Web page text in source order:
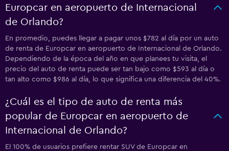
Europcar en aeropuerto de Internacional
de Orlando?
En promedio, puedes llegar a pagar unos $782 al día por un auto
de renta de Europcar en aeropuerto de Internacional de Orlando.
Dependiendo de la época del año en que planees tu visita, el
precio del auto de renta puede ser tan bajo como $593 al día o
tan alto como $986 al día, lo que significa una diferencia del 40%.
¿Cuál es el tipo de auto de renta más
popular de Europcar en aeropuerto de
Internacional de Orlando?
El 100% de usuarios prefiere rentar SUV de Europcar en